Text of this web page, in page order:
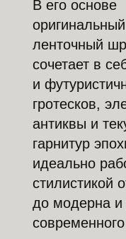
В его основе
ленточный
сочетает в
и
гротесков,
антиквы и
гарнитур
идеально
стилистикой
до модерна и